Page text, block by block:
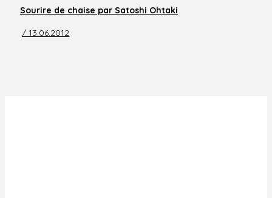
Sourire de chaise par Satoshi Ohtaki
/ 13.06.2012